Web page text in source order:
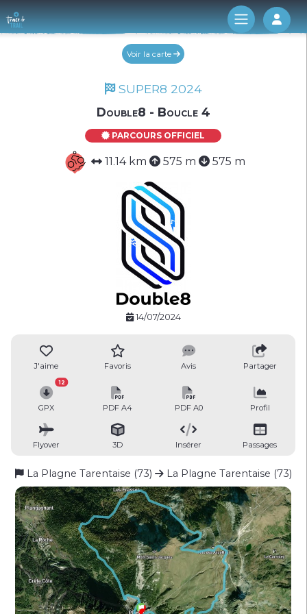
Log
Voir la carte
SUPER8 2024
Double8 - Boucle 4
PARCOURS OFFICIEL
11.14 km 575 m 575 m
14/07/2024
J'aime Favoris Avis Partager
GPX
12
PDF A4 PDF A0 Profil
Flyover 3D Insérer Passages
La Plagne Tarentaise (73) La Plagne Tarentaise (73)